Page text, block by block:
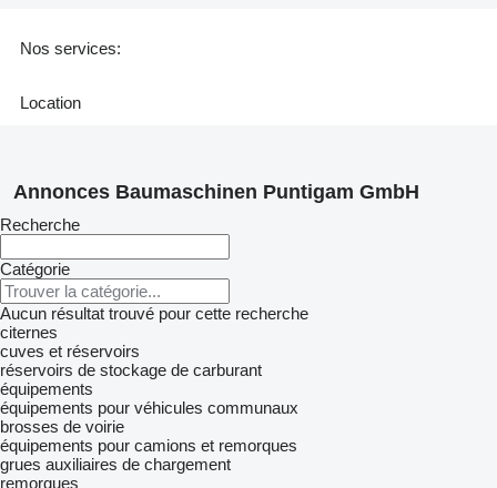
Nos services:
Location
Annonces Baumaschinen Puntigam GmbH
Recherche
Catégorie
Aucun résultat trouvé pour cette recherche
citernes
cuves et réservoirs
réservoirs de stockage de carburant
équipements
équipements pour véhicules communaux
brosses de voirie
équipements pour camions et remorques
grues auxiliaires de chargement
remorques